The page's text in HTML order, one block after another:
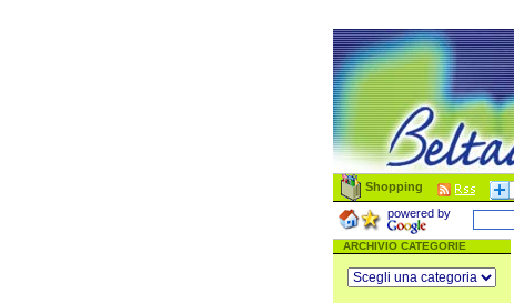
Shopping
powered by
ARCHIVIO CATEGORIE